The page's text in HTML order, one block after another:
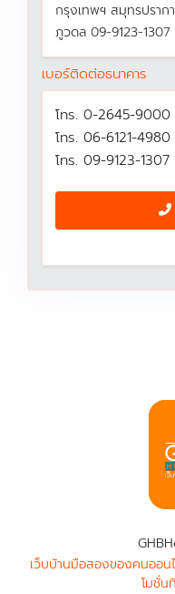
กรุงเทพฯ สมุทรปรา
ภูวดล 09-9123-
เบอร์ติดต่อธนาคาร
โทร. 0-2645-9000
โทร. 06-6121-4980
โทร. 09-9123-1307
เว็บบ้านมือสองของคนออ
โมชั่น